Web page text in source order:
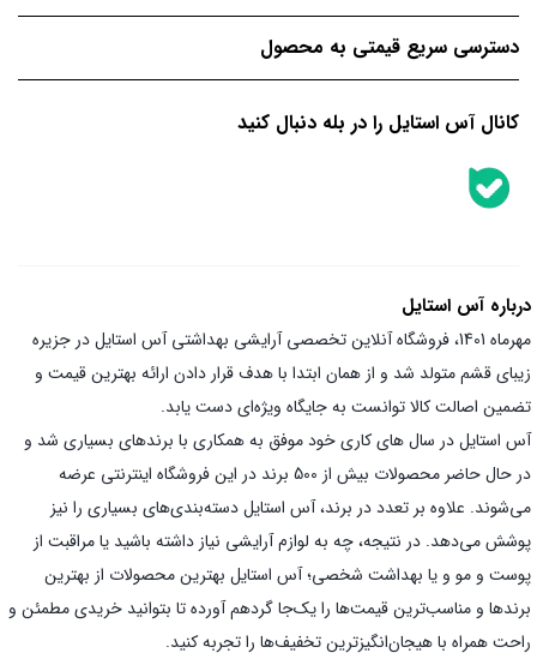
دسترسی سریع قیمتی به محصول
کانال آس استایل را در بله دنبال کنید
درباره آس استایل
مهرماه 1401، فروشگاه آنلاین تخصصی آرایشی بهداشتی آس استایل در جزیره
زیبای قشم متولد شد و از همان ابتدا با هدف قرار دادن ارائه بهترین قیمت و
تضمین اصالت کالا توانست به جایگاه ویژه‌ای دست یابد.
آس استایل در سال های کاری خود موفق به همکاری با برندهای بسیاری شد و
در حال حاضر محصولات بیش از 500 برند در این فروشگاه اینترنتی عرضه
می‌شوند. علاوه بر تعدد در برند، آس استایل دسته‌بندی‌های بسیاری را نیز
پوشش می‌دهد. در نتیجه، چه به لوازم آرایشی نیاز داشته باشید یا مراقبت از
پوست و مو و یا بهداشت شخصی؛ آس استایل بهترین محصولات از بهترین
برندها و مناسب‌ترین قیمت‌ها را یک‌جا گردهم آورده تا بتوانید خریدی مطمئن و
راحت همراه با هیجان‌انگیز‌ترین تخفیف‌ها را تجربه کنید.